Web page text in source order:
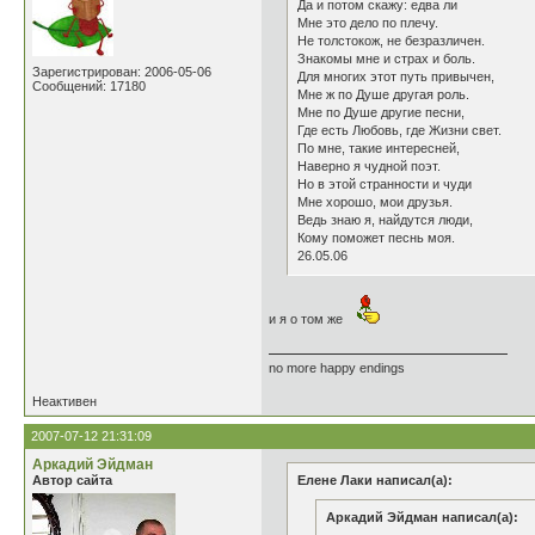
Зарегистрирован: 2006-05-06
Сообщений: 17180
Да и потом скажу: едва ли
Мне это дело по плечу.
Не толстокож, не безразличен.
Знакомы мне и страх и боль.
Для многих этот путь привычен,
Мне ж по Душе другая роль.
Мне по Душе другие песни,
Где есть Любовь, где Жизни свет.
По мне, такие интересней,
Наверно я чудной поэт.
Но в этой странности и чуди
Мне хорошо, мои друзья.
Ведь знаю я, найдутся люди,
Кому поможет песнь моя.
26.05.06
и я о том же
no more happy endings
Неактивен
2007-07-12 21:31:09
Аркадий Эйдман
Автор сайта Елене Лаки написал(а):
Аркадий Эйдман написал(а):